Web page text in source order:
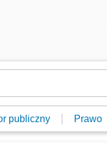
publiczny Prawo